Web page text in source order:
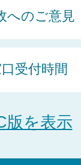
へのご意見
受付時間
版を表示